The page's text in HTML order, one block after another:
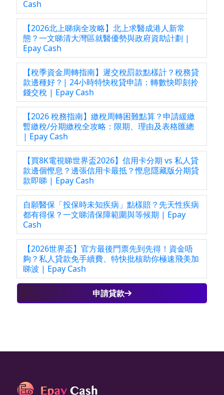
Cash
【2026北上睇病全攻略】北上求醫成港人新常
態？一文睇清大灣區就醫優勢與政府資助計劃 |
Epay Cash
【稅季資金周轉指南】遲交稅罰款點樣計？稅務貸
款邊種好？| 24小時特快稅貸申請：轉數快即刻拎
錢交稅 | Epay Cash
【2026 稅務指南】繳稅周轉困難點算？申請緩繳
暫繳稅/分期繳稅全攻略：限期、理由及表格匯總
| Epay Cash
【買8K電視睇世界盃2026】信用卡分期 vs 私人貸
款邊個慳息？邊張信用卡最抵？慳息隱藏版分期貸
款即睇 | Epay Cash
自願醫保「投保時未知疾病」點樣賠？先天性疾病
都有得保？一文睇清保障範圍與等候期 | Epay
Cash
【2026世界盃】官方最後門票先到先得！資金唔
夠？私人貸款免手續費、特快批核助你極速飛美加
睇波 | Epay Cash
申請貸款